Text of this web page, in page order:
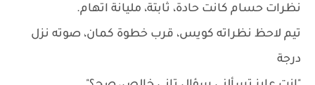
نظرات حسام كانت حادة، ثابتة، مليانة اتهام.
تيم لاحظ نظراته كويس، قرب خطوة كمان، صوته نزل
درجة